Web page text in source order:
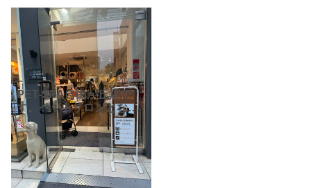
PET-SPA自由が丘店で
す。ペットサロンとな
り、トリミングやペット
ホテル、ケア用品やドッ
グフードなどの販売とペ
ットのためのお店です。
素材や成分にこだわった